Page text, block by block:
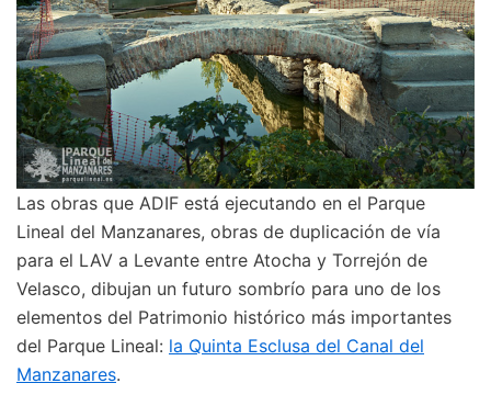
Las obras que ADIF está ejecutando en el Parque
Lineal del Manzanares, obras de duplicación de vía
para el LAV a Levante entre Atocha y Torrejón de
Velasco, dibujan un futuro sombrío para uno de los
elementos del Patrimonio histórico más importantes
del Parque Lineal: la Quinta Esclusa del Canal del
Manzanares.